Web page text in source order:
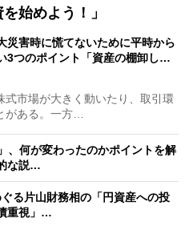
始めよう！」
災害時に慌てないために平時から
3つのポイント「資産の棚卸し…
市場が大きく動いたり、取引環
がある。一方…
、何が変わったのかポイントを解
な説…
る片山財務相の「円資産への投
重視」…